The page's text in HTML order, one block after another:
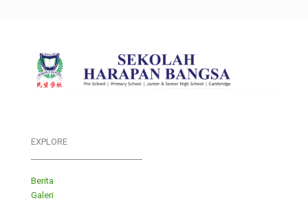
EXPLORE
Berita
Galeri